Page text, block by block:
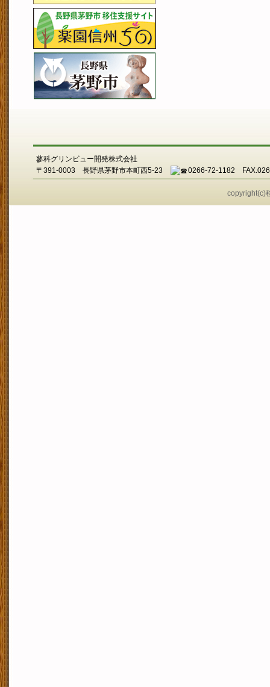
蓼科グリンビュー開発株式会社
〒391-0003 長野県茅野市本町西5-23
0266-72-1182
copyright(c)